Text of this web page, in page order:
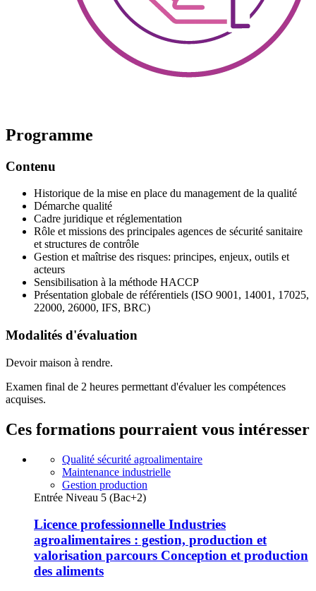
Programme
Contenu
Historique de la mise en place du management de la qualité
Démarche qualité
Cadre juridique et réglementation
Rôle et missions des principales agences de sécurité sanitaire
et structures de contrôle
Gestion et maîtrise des risques: principes, enjeux, outils et
acteurs
Sensibilisation à la méthode HACCP
Présentation globale de référentiels (ISO 9001, 14001, 17025,
22000, 26000, IFS, BRC)
Modalités d'évaluation
Devoir maison à rendre.
Examen final de 2 heures permettant d'évaluer les compétences
acquises.
Ces formations pourraient vous intéresser
Qualité sécurité agroalimentaire
Maintenance industrielle
Gestion production
Entrée Niveau 5 (Bac+2)
Licence professionnelle Industries
agroalimentaires : gestion, production et
valorisation parcours Conception et production
des aliments